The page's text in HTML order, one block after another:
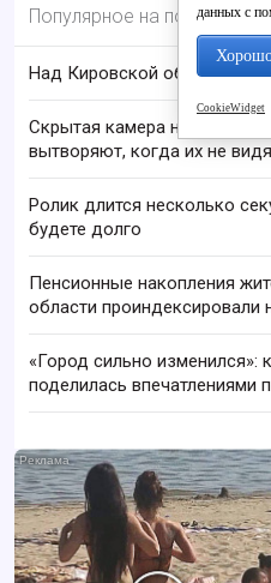
Популярное на портале
Над Кировской областью
Скрытая камера на пляже
вытворяют, когда их не
Ролик длится несколько
будете долго
Пенсионные накопления
области проиндексировали
«Город сильно изменился»:
поделилась впечатлениями
данных с
CookieWidget